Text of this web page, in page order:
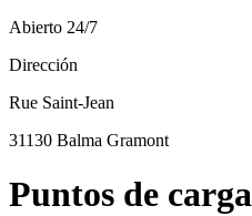
Abierto 24/7
Dirección
Rue Saint-Jean
31130 Balma Gramont
Puntos de carga